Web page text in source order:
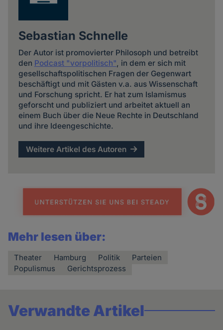
Sebastian Schnelle
Der Autor ist promovierter Philosoph und betreibt
den Podcast "vorpolitisch", in dem er sich mit
gesellschaftspolitischen Fragen der Gegenwart
beschäftigt und mit Gästen v.a. aus Wissenschaft
und Forschung spricht. Er hat zum Islamismus
geforscht und publiziert und arbeitet aktuell an
einem Buch über die Neue Rechte in Deutschland
und ihre Ideengeschichte.
Weitere Artikel des Autoren
Mehr lesen über:
Theater Hamburg Politik
Parteien
Populismus
Gerichtsprozess
Verwandte Artikel